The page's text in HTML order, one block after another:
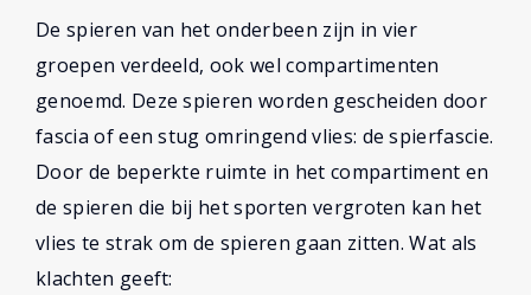
De spieren van het onderbeen zijn in vier
groepen verdeeld, ook wel compartimenten
genoemd. Deze spieren worden gescheiden door
fascia of een stug omringend vlies: de spierfascie.
Door de beperkte ruimte in het compartiment en
de spieren die bij het sporten vergroten kan het
vlies te strak om de spieren gaan zitten. Wat als
klachten geeft: